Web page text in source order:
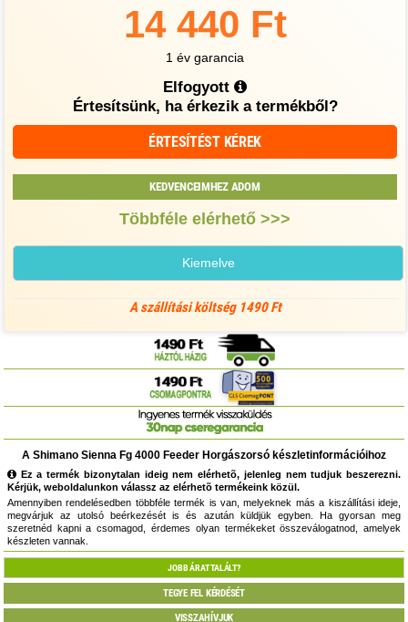
14 440 Ft
1 év garancia
Elfogyott
Értesítsünk, ha érkezik a termékből?
ÉRTESÍTÉST KÉREK
KEDVENCEIMHEZ ADOM
Többféle elérhető >>>
Kiemelve
A szállítási költség 1490 Ft
A Shimano Sienna Fg 4000 Feeder Horgászorsó készletinformációihoz
Ez a termék bizonytalan ideig nem elérhetõ, jelenleg nem tudjuk beszerezni.
Kérjük, weboldalunkon válassz az elérhetõ termékeink közül.
Amennyiben rendelésedben többféle termék is van, melyeknek más a kiszállítási ideje,
megvárjuk az utolsó beérkezését is és azután küldjük egyben. Ha gyorsan meg
szeretnéd kapni a csomagod, érdemes olyan termékeket összeválogatnod, amelyek
készleten vannak.
JOBB ÁRAT TALÁLT?
TEGYE FEL KÉRDÉSÉT
VISSZAHÍVJUK